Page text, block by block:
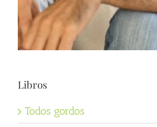
Libros
Todos gordos